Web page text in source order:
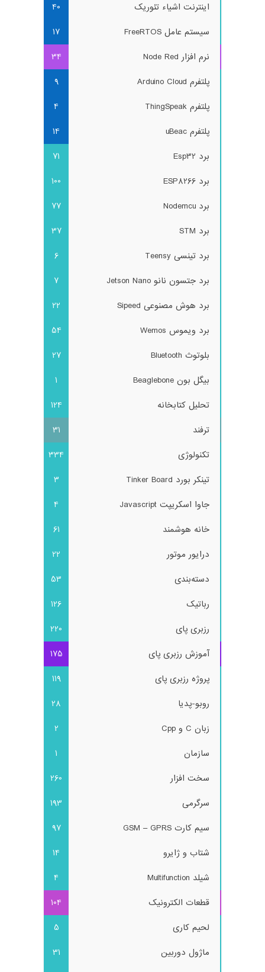
اینترنت اشیاء تئوریک
40
سیستم عامل FreeRTOS
17
نرم افزار Node Red
34
پلتفرم Arduino Cloud
9
پلتفرم ThingSpeak
4
پلتفرم uBeac
14
برد Esp32
71
برد ESP8266
100
برد Nodemcu
77
برد STM
37
برد تینسی Teensy
6
برد جتسون نانو Jetson Nano
7
برد هوش مصنوعی Sipeed
22
برد ویموس Wemos
54
بلوتوث Bluetooth
27
بیگل بون Beaglebone
1
تحلیل کتابخانه
124
ترفند
31
تکنولوژی
334
تینکر بورد Tinker Board
3
جاوا اسکریپت Javascript
4
خانه هوشمند
61
درایور موتور
22
دسته‌بندی
53
رباتیک
126
رزبری پای
220
آموزش رزبری پای
175
پروژه رزبری پای
119
روبو-پدیا
28
زبان C و Cpp
2
سازمان
1
سخت افزار
260
سرگرمی
193
سیم کارت GSM – GPRS
97
شتاب و ژایرو
14
شیلد Multifunction
4
قطعات الکترونیک
104
لحیم کاری
5
ماژول دوربین
31